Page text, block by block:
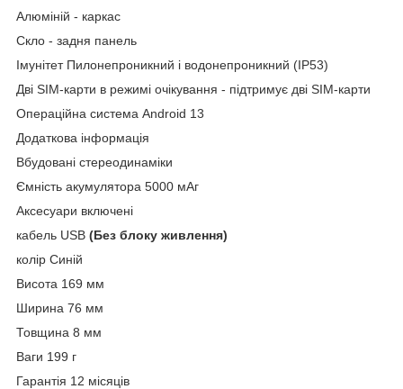
Алюміній - каркас
Скло - задня панель
Імунітет Пилонепроникний і водонепроникний (IP53)
Дві SIM-карти в режимі очікування - підтримує дві SIM-карти
Операційна система Android 13
Додаткова інформація
Вбудовані стереодинаміки
Ємність акумулятора 5000 мАг
Аксесуари включені
кабель USB (Без блоку живлення)
колір Синій
Висота 169 мм
Ширина 76 мм
Товщина 8 мм
Ваги 199 г
Гарантія 12 місяців